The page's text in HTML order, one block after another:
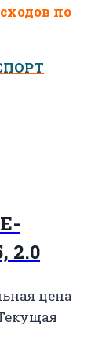
по
2.0
цена